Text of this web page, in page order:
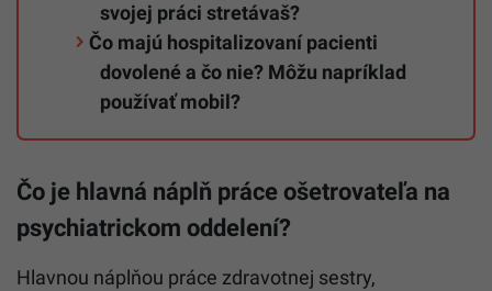
svojej práci stretávaš?
Čo majú hospitalizovaní pacienti
dovolené a čo nie? Môžu napríklad
používať mobil?
Čo je hlavná náplň práce ošetrovateľa na
psychiatrickom oddelení?
Hlavnou náplňou práce zdravotnej sestry,